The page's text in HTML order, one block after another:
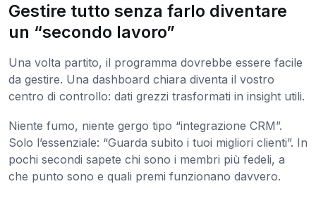
Gestire tutto senza farlo diventare
un “secondo lavoro”
Una volta partito, il programma dovrebbe essere facile
da gestire. Una dashboard chiara diventa il vostro
centro di controllo: dati grezzi trasformati in insight utili.
Niente fumo, niente gergo tipo “integrazione CRM”.
Solo l’essenziale: “Guarda subito i tuoi migliori clienti”. In
pochi secondi sapete chi sono i membri più fedeli, a
che punto sono e quali premi funzionano davvero.